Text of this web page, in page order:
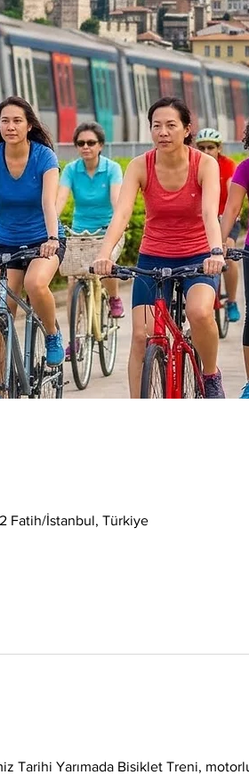
Fatih/İstanbul, Türkiye
Yarımada Bisiklet Treni,